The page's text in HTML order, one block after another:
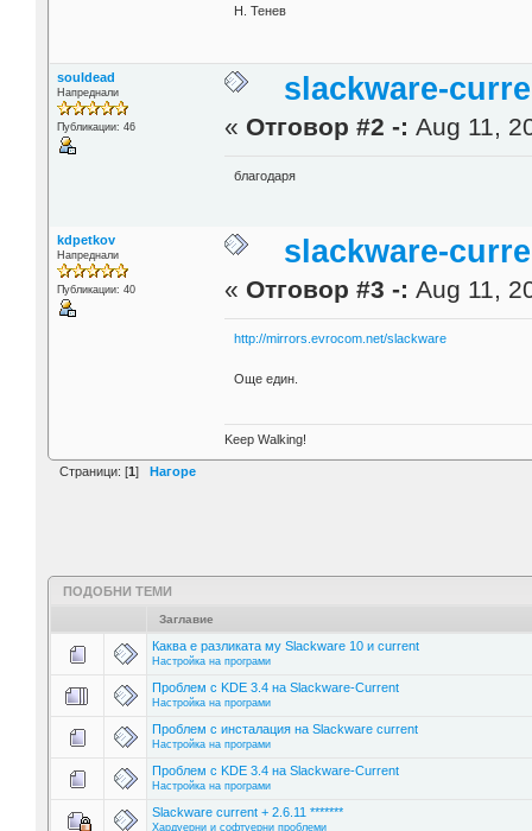
Н. Тенев
souldead
Напреднали
Публикации: 46
slackware-
« Отговор #2 -: Aug 11,
благодаря
kdpetkov
Напреднали
Публикации: 40
slackware-
« Отговор #3 -: Aug 11,
http://mirrors.evrocom.net/slackware
Още един.
Keep Walking!
Страници: [1] Нагоре
ПОДОБНИ ТЕМИ
Заглавие
Каква е разликата му Slackware 10 и current
Настройка на програми
Проблем с KDE 3.4 на Slackware-Current
Настройка на програми
Проблем с инсталация на Slackware current
Настройка на програми
Проблем с KDE 3.4 на Slackware-Current
Настройка на програми
Slackware current + 2.6.11 *******
Хардуерни и софтуерни проблеми